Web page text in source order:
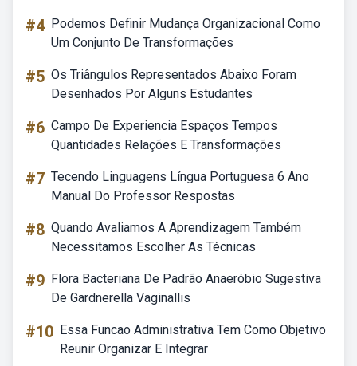
#4 Podemos Definir Mudança Organizacional Como
Um Conjunto De Transformações
#5 Os Triângulos Representados Abaixo Foram
Desenhados Por Alguns Estudantes
#6 Campo De Experiencia Espaços Tempos
Quantidades Relações E Transformações
#7 Tecendo Linguagens Língua Portuguesa 6 Ano
Manual Do Professor Respostas
#8 Quando Avaliamos A Aprendizagem Também
Necessitamos Escolher As Técnicas
#9 Flora Bacteriana De Padrão Anaeróbio Sugestiva
De Gardnerella Vaginallis
#10 Essa Funcao Administrativa Tem Como Objetivo
Reunir Organizar E Integrar